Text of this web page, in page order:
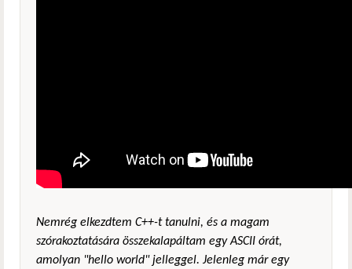
Nemrég elkezdtem C++-t tanulni, és a magam
szórakoztatására összekalapáltam egy ASCII órát,
amolyan "hello world" jelleggel. Jelenleg már egy